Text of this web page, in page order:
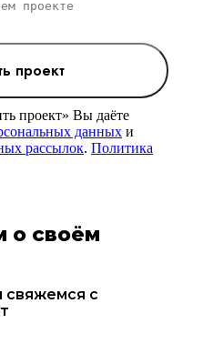
проект
проект» Вы даёте
данных и
рассылок. Политика
о своём
свяжемся с